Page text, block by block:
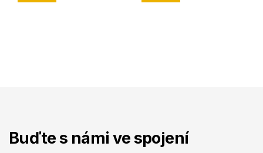
Buďte s námi ve spojení